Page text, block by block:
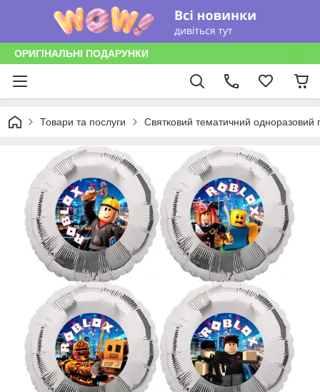
ОРИГІНАЛЬНІ ПОДАРУНКИ
Товари та послуги Святковий тематичний одноразовий